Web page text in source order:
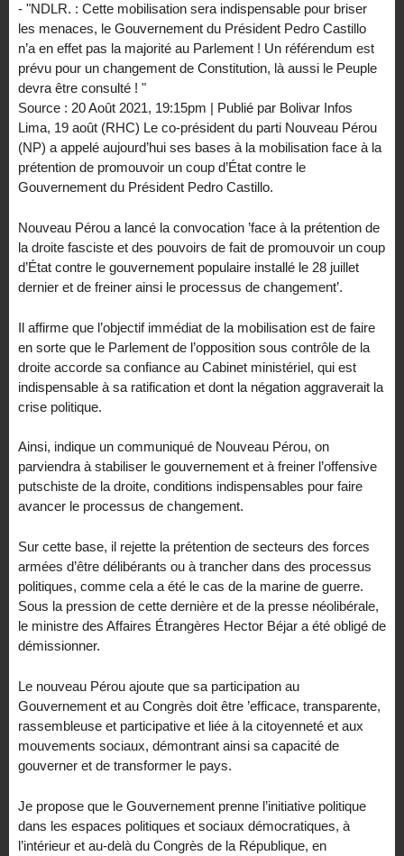
- "NDLR. : Cette mobilisation sera indispensable pour briser
les menaces, le Gouvernement du Président Pedro Castillo
n’a en effet pas la majorité au Parlement ! Un référendum est
prévu pour un changement de Constitution, là aussi le Peuple
devra être consulté ! "
Source : 20 Août 2021, 19:15pm | Publié par Bolivar Infos
Lima, 19 août (RHC) Le co-président du parti Nouveau Pérou
(NP) a appelé aujourd’hui ses bases à la mobilisation face à la
prétention de promouvoir un coup d’État contre le
Gouvernement du Président Pedro Castillo.
Nouveau Pérou a lancé la convocation ’face à la prétention de
la droite fasciste et des pouvoirs de fait de promouvoir un coup
d’État contre le gouvernement populaire installé le 28 juillet
dernier et de freiner ainsi le processus de changement’.
Il affirme que l’objectif immédiat de la mobilisation est de faire
en sorte que le Parlement de l’opposition sous contrôle de la
droite accorde sa confiance au Cabinet ministériel, qui est
indispensable à sa ratification et dont la négation aggraverait la
crise politique.
Ainsi, indique un communiqué de Nouveau Pérou, on
parviendra à stabiliser le gouvernement et à freiner l’offensive
putschiste de la droite, conditions indispensables pour faire
avancer le processus de changement.
Sur cette base, il rejette la prétention de secteurs des forces
armées d’être délibérants ou à trancher dans des processus
politiques, comme cela a été le cas de la marine de guerre.
Sous la pression de cette dernière et de la presse néolibérale,
le ministre des Affaires Étrangères Hector Béjar a été obligé de
démissionner.
Le nouveau Pérou ajoute que sa participation au
Gouvernement et au Congrès doit être ’efficace, transparente,
rassembleuse et participative et liée à la citoyenneté et aux
mouvements sociaux, démontrant ainsi sa capacité de
gouverner et de transformer le pays.
Je propose que le Gouvernement prenne l’initiative politique
dans les espaces politiques et sociaux démocratiques, à
l’intérieur et au-delà du Congrès de la République, en